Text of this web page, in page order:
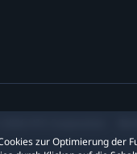
zur Optimierung der